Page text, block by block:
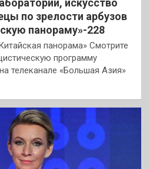
искусство
по зрелости арбузов
панораму»-228
панорама» Смотрите
программу
телеканале «Большая Азия»